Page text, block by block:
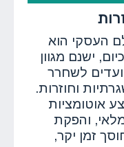
העסקי הוא
ישנם מגוון
לשחרר
וחוזרות.
אוטומציות
מלאי, והפקת
זמן יקר,